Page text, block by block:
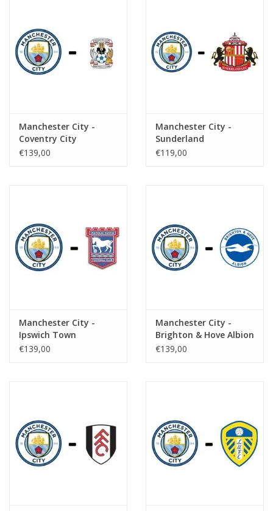
Manchester City -
Coventry City
€139,00
Manchester City -
Sunderland
€119,00
Manchester City -
Ipswich Town
€139,00
Manchester City -
Brighton & Hove Albion
€139,00